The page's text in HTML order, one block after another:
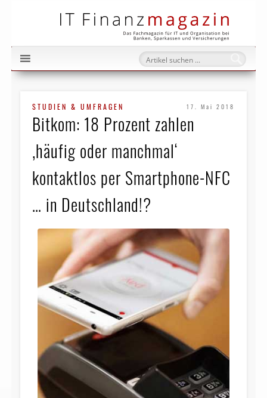
STUDIEN & UMFRAGEN 17. Mai 2018
Bitkom: 18 Prozent zahlen
‚häufig oder manchmal‘
kontaktlos per Smartphone-NFC
… in Deutschland!?